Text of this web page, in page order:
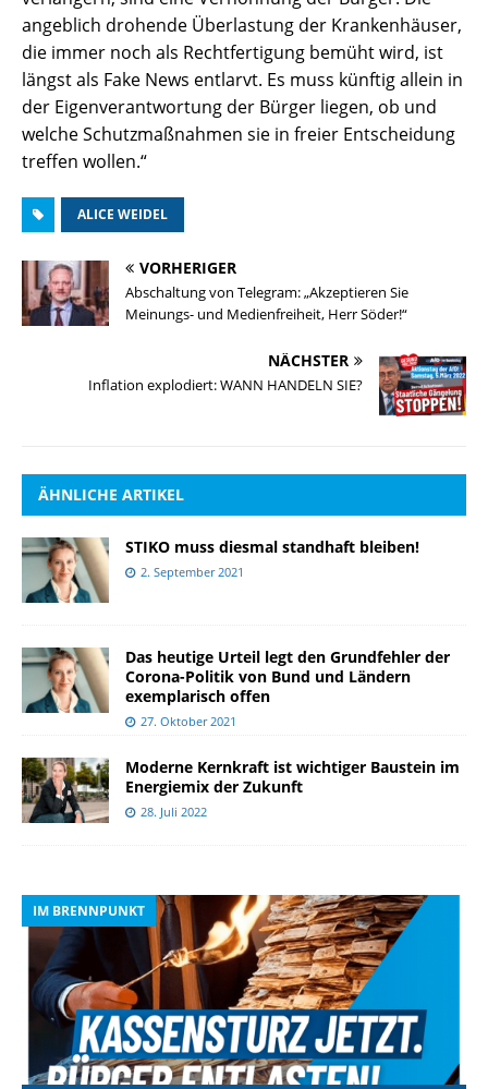
angeblich drohende Überlastung der Krankenhäuser,
die immer noch als Rechtfertigung bemüht wird, ist
längst als Fake News entlarvt. Es muss künftig allein in
der Eigenverantwortung der Bürger liegen, ob und
welche Schutzmaßnahmen sie in freier Entscheidung
treffen wollen.“
ALICE WEIDEL
VORHERIGER
Abschaltung von Telegram: „Akzeptieren Sie
Meinungs- und Medienfreiheit, Herr Söder!“
NÄCHSTER
Inflation explodiert: WANN HANDELN SIE?
ÄHNLICHE ARTIKEL
STIKO muss diesmal standhaft bleiben!
2. September 2021
Das heutige Urteil legt den Grundfehler der
Corona-Politik von Bund und Ländern
exemplarisch offen
27. Oktober 2021
Moderne Kernkraft ist wichtiger Baustein im
Energiemix der Zukunft
28. Juli 2022
IM BRENNPUNKT